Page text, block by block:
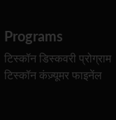
Programs
टिस्कॉन डिस्कवरी प्रोग्राम
टिस्कॉन कंज़्यूमर फाइनेंल